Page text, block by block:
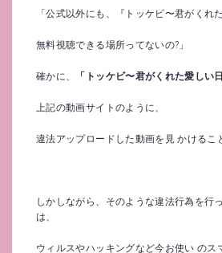
「公式以外にも、『トッケビ〜君がくれ
無料視聴できる場所ってないの?」
確かに、 「トッケビ〜君がくれた愛しい
上記の動画サイトのように、
違法アップロードした動画を見 かけるこ
しかしながら、そのような違法行為を行
は、
ウィルスやハッキングなど今お使い のス